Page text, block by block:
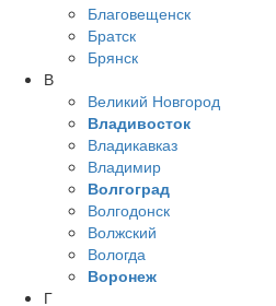
Благовещенск
Братск
Брянск
В
Великий Новгород
Владивосток
Владикавказ
Владимир
Волгоград
Волгодонск
Волжский
Вологда
Воронеж
Г